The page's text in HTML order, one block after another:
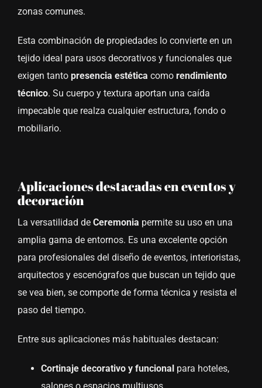
zonas comunes.
Esta combinación de propiedades lo convierte en un
tejido ideal para usos decorativos y funcionales que
exigen tanto presencia estética como rendimiento
técnico. Su cuerpo y textura aportan una caída
impecable que realza cualquier estructura, fondo o
mobiliario.
Aplicaciones destacadas en eventos y
decoración
La versatilidad de Ceremonia permite su uso en una
amplia gama de entornos. Es una excelente opción
para profesionales del diseño de eventos, interioristas,
arquitectos y escenógrafos que buscan un tejido que
se vea bien, se comporte de forma técnica y resista el
paso del tiempo.
Entre sus aplicaciones más habituales destacan:
Cortinaje decorativo y funcionalpara hoteles,